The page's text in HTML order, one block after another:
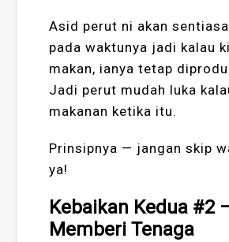
Asid perut ni akan
pada waktunya jadi kalau
makan, ianya tetap
Jadi perut mudah luka
makanan ketika itu.
Prinsipnya — jangan skip
ya!
Kebaikan Kedua #2
Memberi Tenaga